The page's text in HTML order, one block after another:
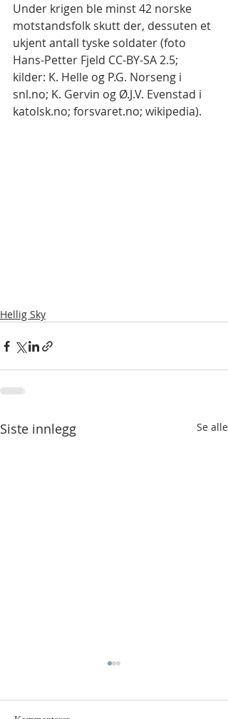
Under krigen ble minst 42 norske
motstandsfolk skutt der, dessuten et
ukjent antall tyske soldater (foto
Hans-Petter Fjeld CC-BY-SA 2.5;
kilder: K. Helle og P.G. Norseng i
snl.no; K. Gervin og Ø.J.V. Evenstad i
katolsk.no; forsvaret.no; wikipedia).
Hellig Sky
Siste innlegg Se alle